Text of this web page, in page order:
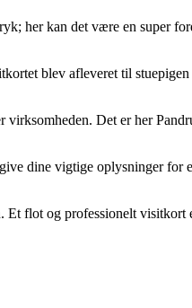
her kan det være en super
blev afleveret til
virksomheden. Det er her
dine vigtige oplysninger
flot og professionelt visitkort